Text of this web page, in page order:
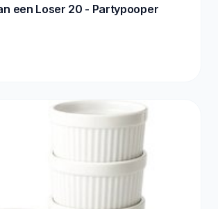
een Loser 20 - Partypooper